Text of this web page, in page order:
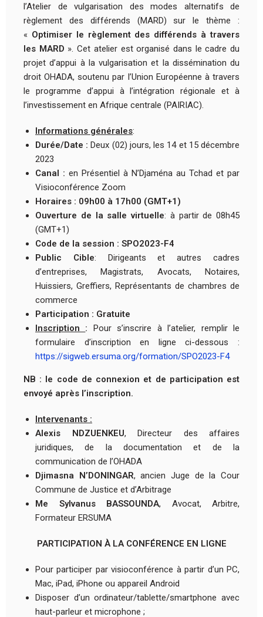
l’Atelier de vulgarisation des modes alternatifs de
règlement des différends (MARD) sur le thème :
« Optimiser le règlement des différends à travers
les MARD ». Cet atelier est organisé dans le cadre du
projet d’appui à la vulgarisation et la dissémination du
droit OHADA, soutenu par l’Union Européenne à travers
le programme d’appui à l’intégration régionale et à
l’investissement en Afrique centrale (PAIRIAC).
Informations générales:
Durée/Date : Deux (02) jours, les 14 et 15 décembre
2023
Canal : en Présentiel à N’Djaména au Tchad et par
Visioconférence Zoom
Horaires : 09h00 à 1 7h00 (GMT+1)
Ouverture de la salle virtuelle: à partir de 08h45
(GMT+1)
Code de la session : SPO2023-F4
Public Cible: Dirigeants et autres cadres
d’entreprises, Magistrats, Avocats, Notaires,
Huissiers, Greffiers, Représentants de chambres de
commerce
Participation : Gratuite
Inscription : Pour s’inscrire à l’atelier, remplir le
formulaire d’inscription en ligne ci-dessous :
https://sigweb.ersuma.org/formation/SPO2023-F4
NB : le code de connexion et de participation est
envoyé après l’inscription.
Intervenants :
Alexis NDZUENKEU, Directeur des affaires
juridiques, de la documentation et de la
communication de l’OHADA
Djimasna N’DONINGAR, ancien Juge de la Cour
Commune de Justice et d’Arbitrage
Me Sylvanus BASSOUNDA, Avocat, Arbitre,
Formateur ERSUMA
PARTICIPATION À LA CONFÉRENCE EN LIGNE
Pour participer par visioconférence à partir d’un PC,
Mac, iPad, iPhone ou appareil Android
Disposer d’un ordinateur/tablette/smartphone avec
haut-parleur et microphone ;